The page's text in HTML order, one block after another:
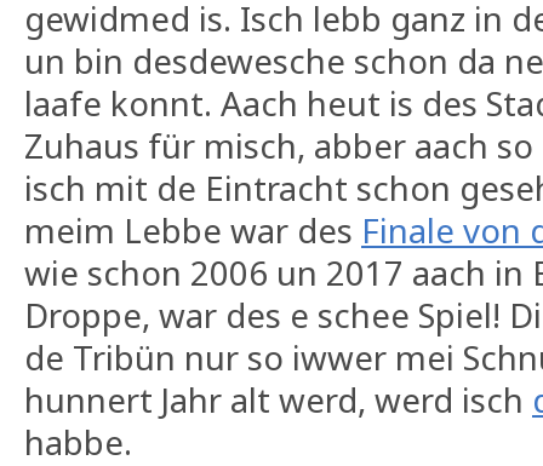
gewidmed is. Isch lebb ganz in
un bin desdewesche schon da
laafe konnt. Aach heut is des
Zuhaus für misch, abber aach
isch mit de Eintracht schon
meim Lebbe war des Finale von
wie schon 2006 un 2017 aach in
Droppe, war des e schee Spiel!
de Tribün nur so iwwer mei
hunnert Jahr alt werd, werd isch
habbe.